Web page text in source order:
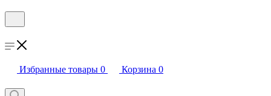
Избранные товары 0 Корзина 0